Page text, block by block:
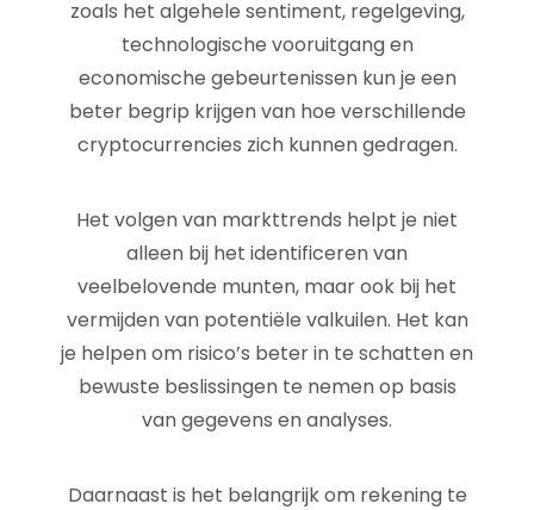
zoals het algehele sentiment, regelgeving,
technologische vooruitgang en
economische gebeurtenissen kun je een
beter begrip krijgen van hoe verschillende
cryptocurrencies zich kunnen gedragen.
Het volgen van markttrends helpt je niet
alleen bij het identificeren van
veelbelovende munten, maar ook bij het
vermijden van potentiële valkuilen. Het kan
je helpen om risico’s beter in te schatten en
bewuste beslissingen te nemen op basis
van gegevens en analyses.
Daarnaast is het belangrijk om rekening te